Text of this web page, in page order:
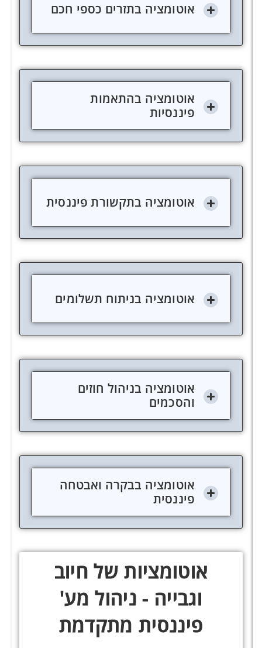
אוטומציה בתזרים כספי חכם
אוטומציה בהתאמות
פיננסיות
אוטומציה בתקשורת פיננסית
אוטומציה בניתוח תשלומים
אוטומציה בניהול חוזים
והסכמים
אוטומציה בבקרה ואבטחה
פיננסית
אוטומציות של חיוב
וגבייה - ניהול מע'
פיננסית מתקדמת